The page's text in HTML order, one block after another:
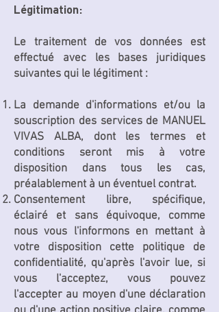
Légitimation:
Le traitement de vos données est
effectué avec les bases juridiques
suivantes qui le légitiment :
La demande d'informations et/ou la
souscription des services de MANUEL
VIVAS ALBA, dont les termes et
conditions seront mis à votre
disposition dans tous les cas,
préalablement à un éventuel contrat.
Consentement libre, spécifique,
éclairé et sans équivoque, comme
nous vous l'informons en mettant à
votre disposition cette politique de
confidentialité, qu'après l'avoir lue, si
vous l'acceptez, vous pouvez
l'accepter au moyen d'une déclaration